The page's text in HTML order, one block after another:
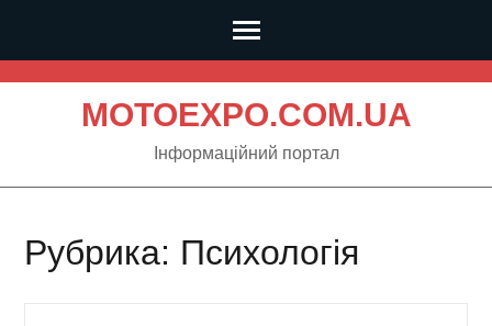
MOTOEXPO.COM.UA
Інформаційний портал
Рубрика: Психологія